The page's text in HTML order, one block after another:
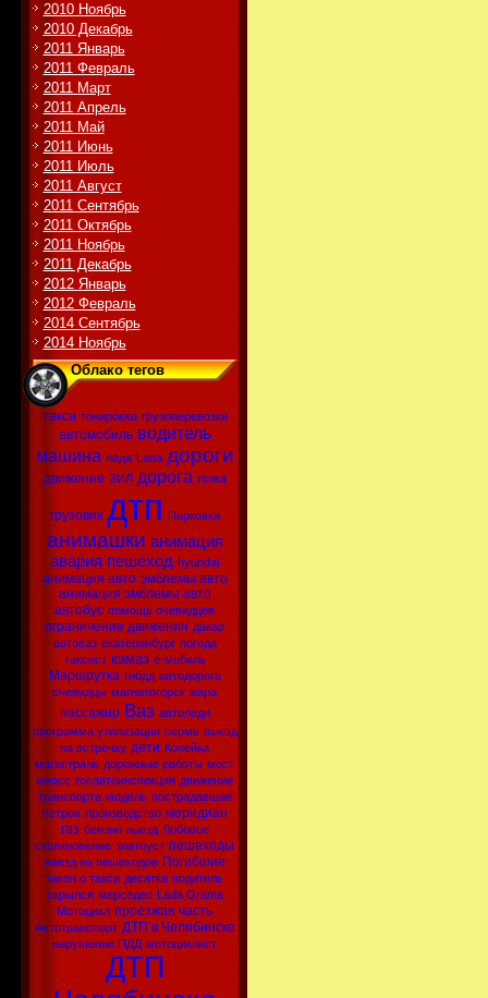
2010 Ноябрь
2010 Декабрь
2011 Январь
2011 Февраль
2011 Март
2011 Апрель
2011 Май
2011 Июнь
2011 Июль
2011 Август
2011 Сентябрь
2011 Октябрь
2011 Ноябрь
2011 Декабрь
2012 Январь
2012 Февраль
2014 Сентябрь
2014 Ноябрь
Облако тегов
такси тонировка грузоперевозки
автомобиль водитель
машина лада Lada дороги
движение ЗИЛ дорога гонка
грузовик дтп Парковка
анимашки анимация
авария пешеход hyundai
анимация авто эмблемы авто
анимация эмблемы авто
автобус помощь очевидцев
ограничение движения дакар
автоваз екатеринбург погода
таксист камаз ё-мобиль
Маршрутка гибдд автодорога
очевидцы магнитогорск жара
пассажир Ваз автоледи
программа утилизации пермь выезд
на встречку дети Копейка
магистраль дорожные работы мост
миасс госавтоинспекция движение
транспорта модель пострадавшие
петров производство меридиан
газ бензин наезд Лобовое
столкновение златоуст пешеходы
наезд на пешеходов Погибшие
закон о такси десятка водитель
скрылся мерседес Lada Granta
Мотоцикл проезжая часть
Автотранспорт ДТП в Челябинске
нарушение ПДД мотоциклист
ДТП